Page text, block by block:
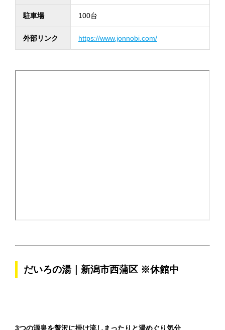
駐車場 100台
外部リンク https://www.jonnobi.com/
だいろの湯｜新潟市西蒲区 ※休館中
3つの源泉を贅沢に掛け流しまったりと湯めぐり気分